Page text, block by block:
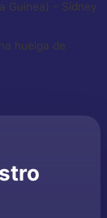
Guinea) – Sídney
huelga de